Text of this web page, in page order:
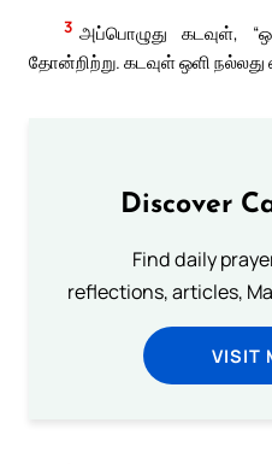
3 அப்பொழுது கடவுள்,
தோன்றிற்று. கடவுள் ஒளி
Discover
Find daily
reflections, articles,
VISIT